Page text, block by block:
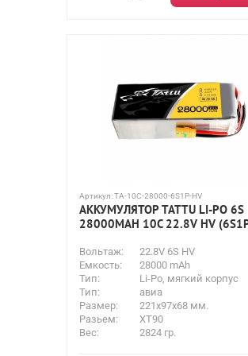
Артикул:TA-10C-28000-6S1P-HV
АККУМУЛЯТОР TATTU LI-PO 6S
28000MAH 10C 22.8V HV
Вольтаж:
22.8V 6S HV
Емкость:
28000 mAh
Тип:
Li-Po, мягкий корпус
Тип:
авиа
Размер:
221x97x68 мм.
Разьем:
XT90
Вес:
2824 гр.